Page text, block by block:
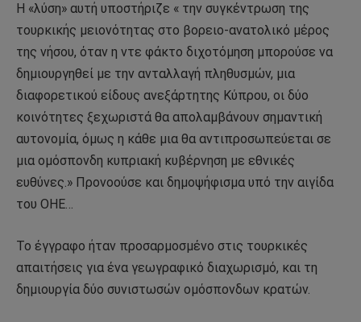
Η «λύση» αυτή υποστήριζε « την συγκέντρωση της
τουρκικής μειονότητας στο βορειο-ανατολικό μέρος
της νήσου, όταν η ντε φάκτο διχοτόμηση μπορούσε να
δημιουργηθεί με την ανταλλαγή πληθυσμών, μια
διαφορετικού είδους ανεξάρτητης Κύπρου, οι δύο
κοινότητες ξεχωριστά θα απολαμβάνουν σημαντική
αυτονομία, όμως η κάθε μια θα αντιπροσωπεύεται σε
μια ομόσπονδη κυπριακή κυβέρνηση με εθνικές
ευθύνες.» Προνοούσε και δημοψήφισμα υπό την αιγίδα
του ΟΗΕ…
Το έγγραφο ήταν προσαρμοσμένο στις τουρκικές
απαιτήσεις για ένα γεωγραφικό διαχωρισμό, και τη
δημιουργία δύο συνιστωσών ομόσπονδων κρατών.